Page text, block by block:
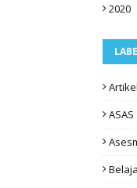
2020
Artikel
ASAS